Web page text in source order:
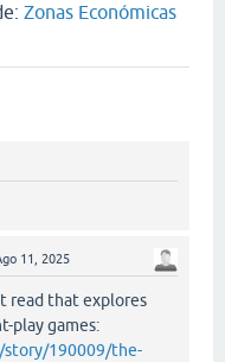
Zonas Económicas
11, 2025
read that explores
play games:
story/190009/the-